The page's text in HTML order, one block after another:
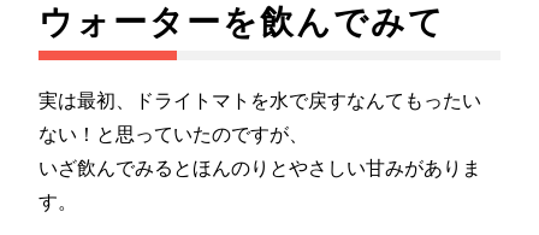
ウォーターを飲んでみて
実は最初、ドライトマトを水で戻すなんてもったい
ない！と思っていたのですが、
いざ飲んでみるとほんのりとやさしい甘みがありま
す。